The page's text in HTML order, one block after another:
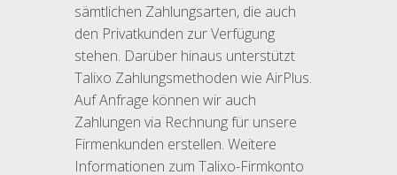
sämtlichen Zahlungsarten, die auch
den Privatkunden zur Verfügung
stehen. Darüber hinaus unterstützt
Talixo Zahlungsmethoden wie AirPlus.
Auf Anfrage können wir auch
Zahlungen via Rechnung für unsere
Firmenkunden erstellen. Weitere
Informationen zum Talixo-Firmkonto